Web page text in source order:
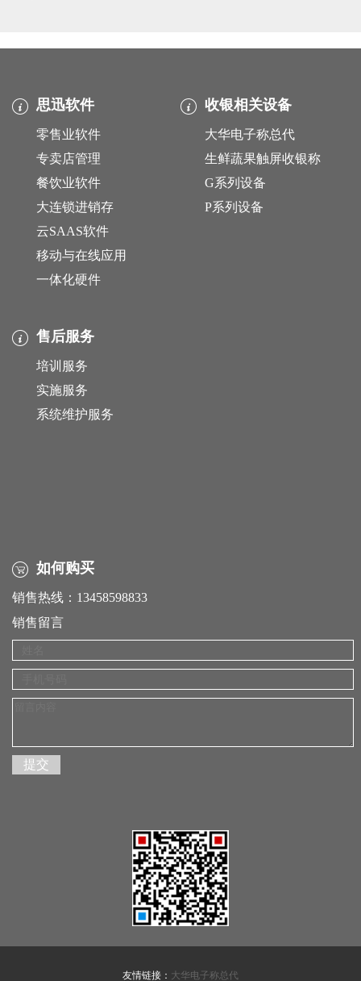
思迅软件
零售业软件
专卖店管理
餐饮业软件
大连锁进销存
云SAAS软件
移动与在线应用
一体化硬件
收银相关设备
大华电子称总代
生鲜蔬果触屏收银称
G系列设备
P系列设备
售后服务
培训服务
实施服务
系统维护服务
如何购买
销售热线：13458598833
销售留言
友情链接： 大华电子称总代